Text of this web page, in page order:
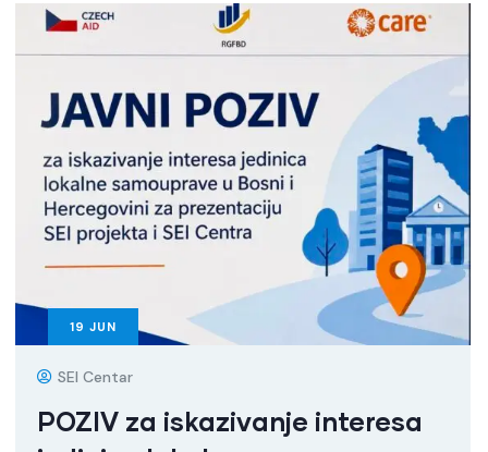
19 JUN
SEI Centar
POZIV za iskazivanje interesa